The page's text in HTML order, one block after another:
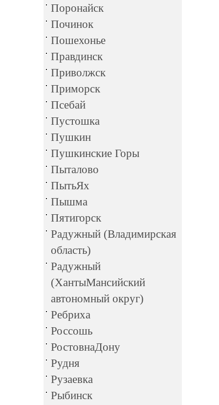
Поронайск
Починок
Пошехонье
Правдинск
Приволжск
Приморск
Псебай
Пустошка
Пушкин
Пушкинские Горы
Пыталово
ПытьЯх
Пышма
Пятигорск
Радужный (Владимирская
область)
Радужный
(ХантыМансийский
автономный округ)
Ребриха
Россошь
РостовнаДону
Рудня
Рузаевка
Рыбинск